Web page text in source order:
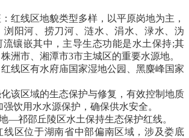
线区地貌类型多样，以平原岗地为主，
浏阳河、捞刀河、涟水、涓水、渌水、沩
流镶嵌其中，主导生态功能是水土保持;其
洲市、湘潭市3市主城区的重要水源地。
区有水府庙国家湿地公园、黑麋峰国家
区域的生态保护与修复，有效控制地质
饮用水水源保护，确保供水安全。
祁邵丘陵区水土保持生态保护红线。
区位于湖南省中部偏南区域，涉及娄底